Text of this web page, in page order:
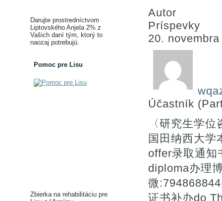
Darujte prostredníctvom
Liptovského Anjela 2% z
Vašich daní tým, ktorý to
naozaj potrebujú.
Pomoc pre Lisu
Zbierka na rehabilitáciu pre
Autor
Príspevky
20.
Účastník
〈研究生学
国田纳西大学
offer录取通
diploma办理
微
证书补办do